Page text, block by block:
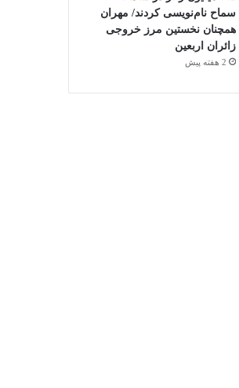
سماح نام‌نویسی کردند/ مهران
همچنان نخستین مرز خروجی
زائران اربعین
2 هفته پیش